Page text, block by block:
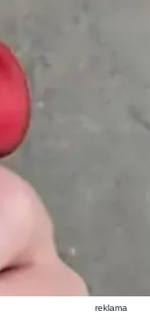
reklama